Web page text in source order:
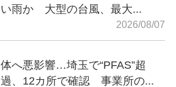
い雨か 大型の台風、最大...
2026/08/07
体へ悪影響…埼玉で“PFAS”超
過、12カ所で確認 事業所の...